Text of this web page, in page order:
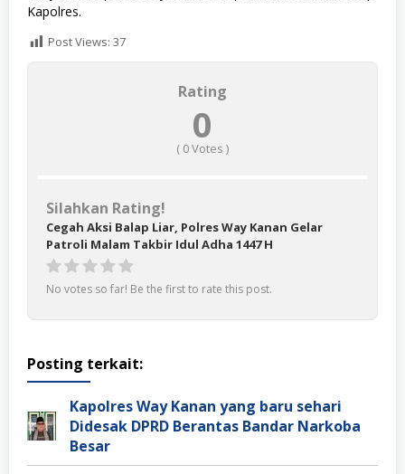
Kapolres.
Post Views: 37
Rating
0
( 0Votes )
Silahkan Rating!
Cegah Aksi Balap Liar, Polres Way Kanan Gelar
Patroli Malam Takbir Idul Adha 1447 H
No votes so far! Be the first to rate this post.
Posting terkait:
Kapolres Way Kanan yang baru sehari
Didesak DPRD Berantas Bandar Narkoba
Besar